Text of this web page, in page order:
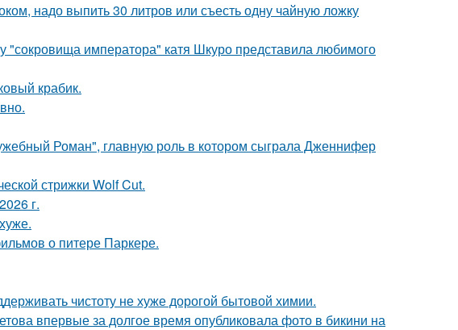
надо выпить 30 литров или съесть одну чайную ложку
императора" катя Шкуро представила любимого
крабик.
Роман", главную роль в котором сыграла Дженнифер
стрижки Wolf Cut.
г.
о питере Паркере.
чистоту не хуже дорогой бытовой химии.
впервые за долгое время опубликовала фото в бикини на